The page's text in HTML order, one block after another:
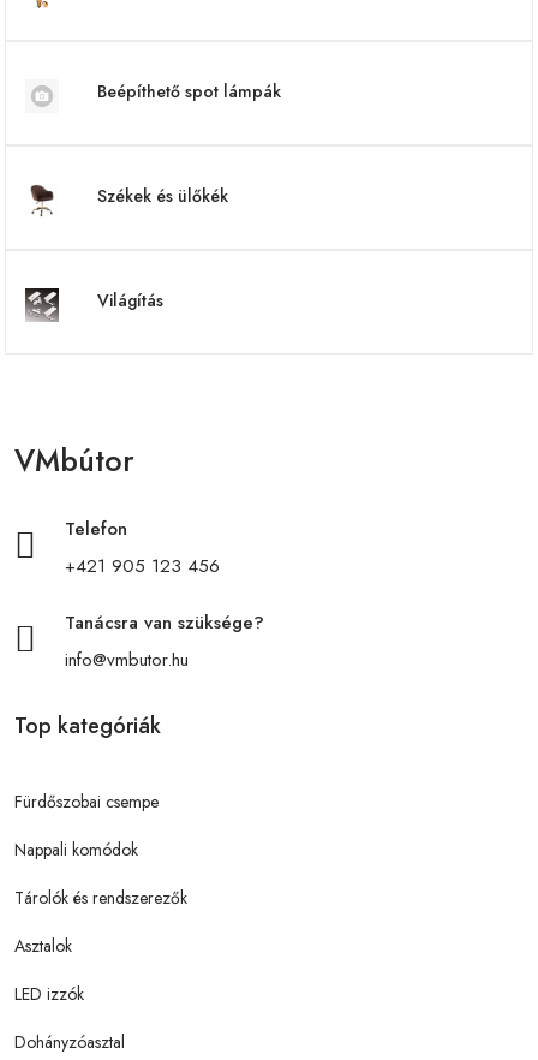
Beépíthető spot lámpák
Székek és ülőkék
Világítás
VMbútor
Telefon
+421 905 123 456
Tanácsra van szüksége?
info@vmbutor.hu
Top kategóriák
Fürdőszobai csempe
Nappali komódok
Tárolók és rendszerezők
Asztalok
LED izzók
Dohányzóasztal